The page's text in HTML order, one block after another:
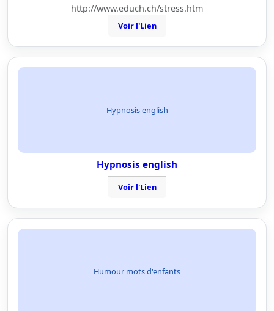
http://www.educh.ch/stress.htm
Voir l'Lien
Hypnosis english
Hypnosis english
Voir l'Lien
Humour mots d'enfants